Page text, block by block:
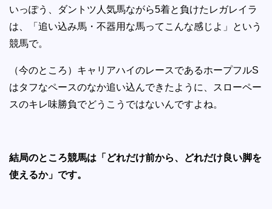
いっぽう、ダントツ人気馬ながら5着と負けたレガレイラ
は、「追い込み馬・不器用な馬ってこんな感じよ」という
競馬で。
（今のところ）キャリアハイのレースであるホープフルS
はタフなペースのなか追い込んできたように、スローペー
スのキレ味勝負でどうこうではないんですよね。
結局のところ競馬は「どれだけ前から、どれだけ良い脚を
使えるか」です。